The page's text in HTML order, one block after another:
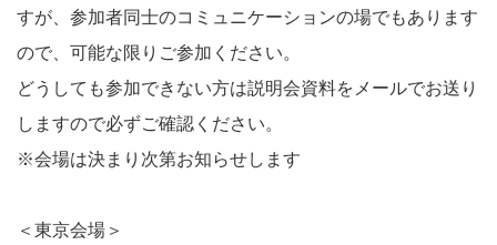
すが、参加者同士のコミュニケーションの場でもあります
ので、可能な限りご参加ください。
どうしても参加できない方は説明会資料をメールでお送り
しますので必ずご確認ください。
※会場は決まり次第お知らせします
＜東京会場＞